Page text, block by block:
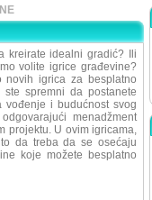
kreirate idealni gradić? Ili
volite igrice građevine?
igrica za besplatno
spremni da postanete
i budućnost svog
menadžment
projektu. U ovim igricama,
da treba da se osećaju
koje možete besplatno